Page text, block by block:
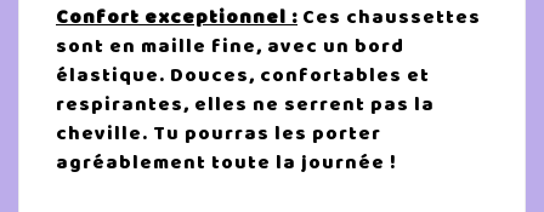
Confort exceptionnel : Ces chaussettes
sont en maille fine, avec un bord
élastique. Douces, confortables et
respirantes, elles ne serrent pas la
cheville. Tu pourras les porter
agréablement toute la journée !